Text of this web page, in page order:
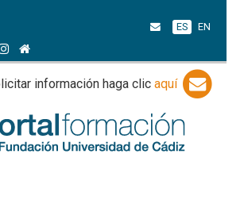
ES EN
información haga clic aquí